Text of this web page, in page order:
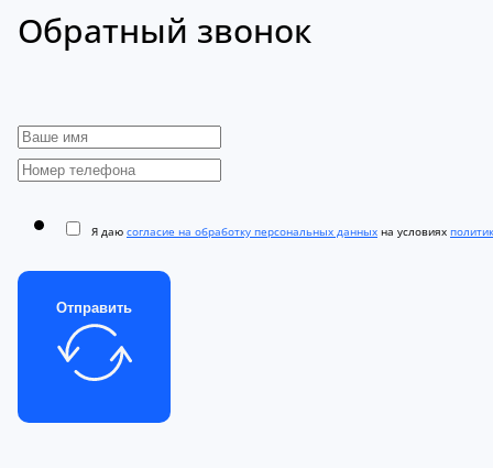
Обратный звонок
Я даю согласие на обработку персональных данных на условиях
Отправить